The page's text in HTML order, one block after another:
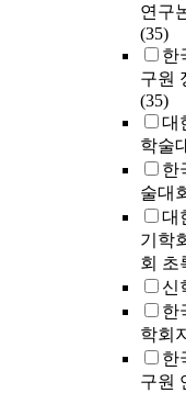
연구
(35)
한
구원
(35)
대
학술
한
술대
대
기학
회 초
신
한
학회
한
구원